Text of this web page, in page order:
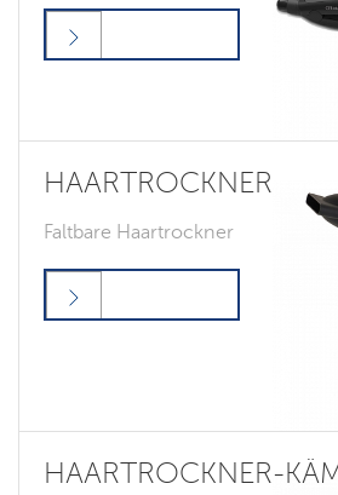
HAARTROCKNER
Faltbare Haartrockner
HAARTROCKNER-